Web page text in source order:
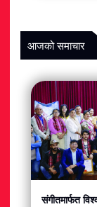
आजको समाचार
संगीतमार्फत